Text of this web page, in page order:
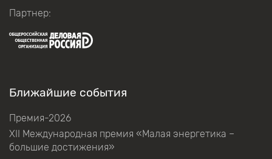
Партнер:
Ближайшие события
Премия-2026
XII Международная премия «Малая энергетика –
большие достижения»